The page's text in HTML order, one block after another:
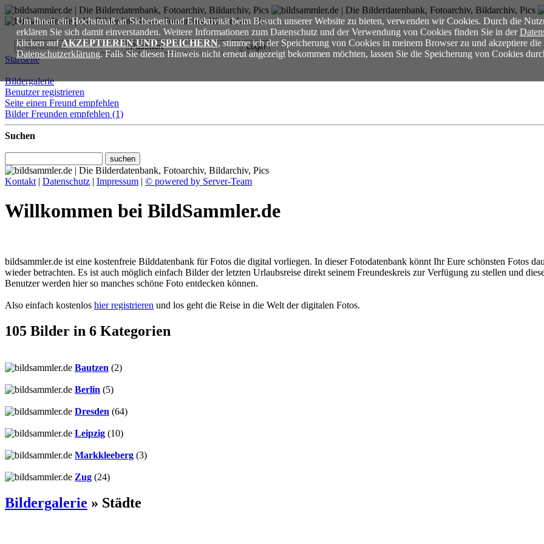
Um Ihnen ein Höchstmaß an Sicherheit und Effektivität beim Besuch unserer Website zu bieten, verwenden wir Cookies. Durch die
erklären Sie sich damit einverstanden. Weitere Informationen zum Datenschutz und der Verwendung von Cookies finden Sie in der
klicken aufAKZEPTIEREN UND SPEICHERN, stimme ich der Speicherung von Cookies in meinem Browser zu und akzeptiere die
Datenschutzerklärung. Falls Sie diesen Hinweis nicht erneut angezeigt bekommen möchten, lassen Sie die Speicherung von Cookies
Login Benutzer registrieren
Startseite
Bildergalerie
Benutzer registrieren
Seite einen Freund empfehlen
Bilder Freunden empfehlen (1)
Suchen
Kontakt | Datenschutz | Impressum | © powered by Server-Team
Willkommen bei BildSammler.de
bildsammler.de ist eine kostenfreie Bilddatenbank für Fotos die digital vorliegen. In dieser Fotodatenbank könnt Ihr Eure schönsten Fotos
wieder betrachten. Es ist auch möglich einfach Bilder der letzten Urlaubsreise direkt seinem Freundeskreis zur Verfügung zu stellen und
Benutzer werden hier so manches schöne Foto entdecken können.
Also einfach kostenlos hier registrieren und los geht die Reise in die Welt der digitalen Fotos.
105 Bilder in 6 Kategorien
Bautzen (2)
Berlin (5)
Dresden (64)
Leipzig (10)
Markkleeberg (3)
Zug (24)
Bildergalerie » Städte